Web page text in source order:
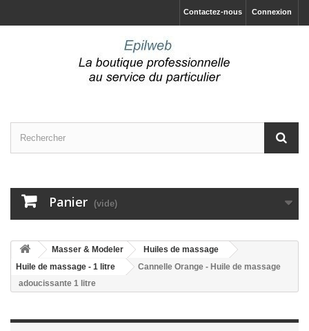
Connexion
Contactez-nous
Panier (vide)
Masser & Modeler
Huiles de massage
Huile de massage - 1 litre
Cannelle Orange - Huile de massage
adoucissante 1 litre